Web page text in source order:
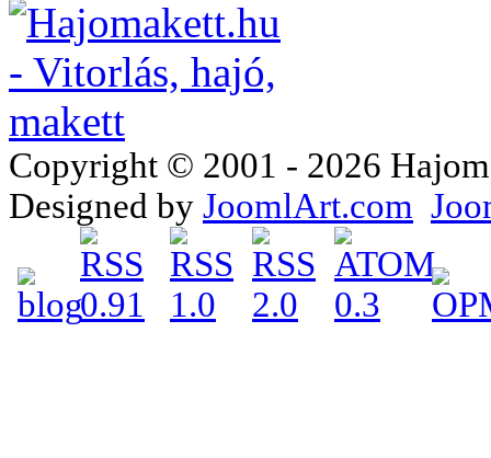
Copyright © 2001 - 2026
Designed by JoomlArt.com